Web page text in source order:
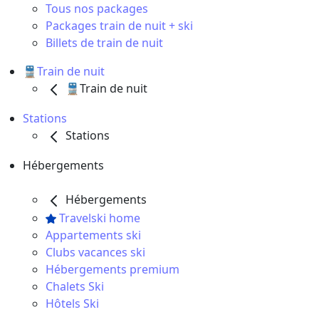
Tous nos packages
Packages train de nuit + ski
Billets de train de nuit
🚆Train de nuit
🚆Train de nuit
Stations
Stations
Hébergements
Hébergements
Travelski home
Appartements ski
Clubs vacances ski
Hébergements premium
Chalets Ski
Hôtels Ski